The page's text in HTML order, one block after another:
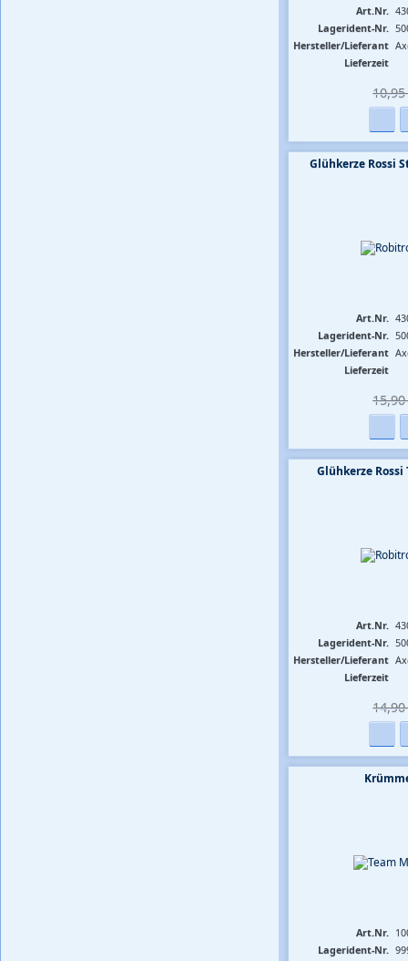
Art.Nr.
Lagerident-Nr.
Hersteller/Lieferant
Lieferzeit
10,95
Glühkerze Rossi
Art.Nr.
Lagerident-Nr.
Hersteller/Lieferant
Lieferzeit
15,90
Glühkerze Rossi
Art.Nr.
Lagerident-Nr.
Hersteller/Lieferant
Lieferzeit
14,90
Art.Nr.
Lagerident-Nr.